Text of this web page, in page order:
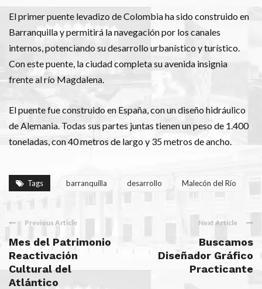
El primer puente levadizo de Colombia ha sido construido en
Barranquilla y permitirá la navegación por los canales
internos, potenciando su desarrollo urbanístico y turístico.
Con este puente, la ciudad completa su avenida insignia
frente al río Magdalena.
El puente fue construido en España, con un diseño hidráulico
de Alemania. Todas sus partes juntas tienen un peso de 1.400
toneladas, con 40 metros de largo y 35 metros de ancho.
Tags barranquilla desarrollo Malecón del Río
Previous Article
Mes del Patrimonio
Reactivación
Cultural del
Atlántico
Next Article
Buscamos
Diseñador Gráfico
Practicante